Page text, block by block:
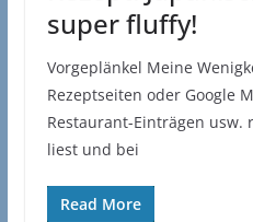
super fluffy!
Vorgeplänkel Meine
Rezeptseiten oder Google
Restaurant-Einträgen usw.
liest und bei
Read More